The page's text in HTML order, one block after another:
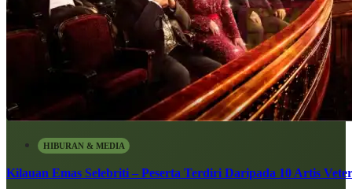
HIBURAN & MEDIA
Kilauan Emas Selebriti – Peserta Terdiri Daripada 10 Artis